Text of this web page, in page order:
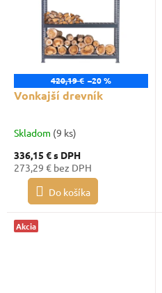
420,19 € –20 %
Vonkajší drevník
Skladom (9 ks)
336,15 €s DPH
273,29 € bez DPH
Do košíka
Akcia